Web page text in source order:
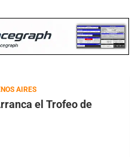
AIRES
el Trofeo de